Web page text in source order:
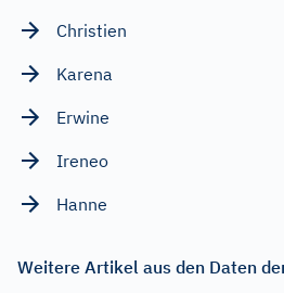
Christien
Karena
Erwine
Ireneo
Hanne
Weitere Artikel aus den Daten